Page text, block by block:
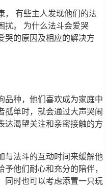
， 有些主人发现他们的法
扰。 为什么法斗会爱哭
哭的原因及相应的解决方
品种，他们喜欢成为家庭中
孤单时，就会通过大声哭闹
达渴望关注和亲密接触的方
与法斗的互动时间来缓解他
他们耐心和充分的陪伴，
同时也可以考虑添置一只玩